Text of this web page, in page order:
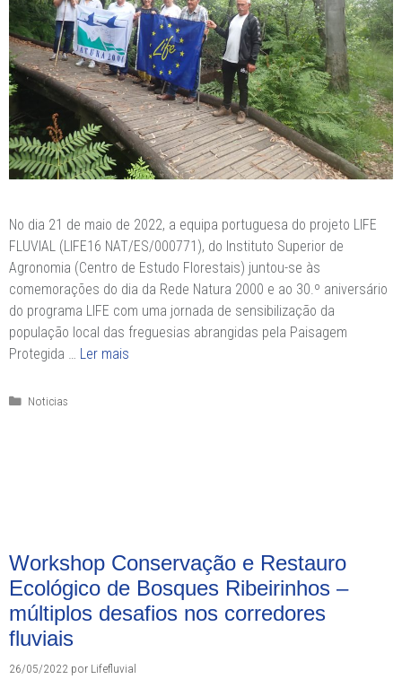
No dia 21 de maio de 2022, a equipa portuguesa do projeto LIFE
FLUVIAL (LIFE16 NAT/ES/000771), do Instituto Superior de
Agronomia (Centro de Estudo Florestais) juntou-se às
comemorações do dia da Rede Natura 2000 e ao 30.º aniversário
do programa LIFE com uma jornada de sensibilização da
população local das freguesias abrangidas pela Paisagem
Protegida … Ler mais
Categorias
Noticias
Workshop Conservação e Restauro
Ecológico de Bosques Ribeirinhos –
múltiplos desafios nos corredores
fluviais
26/05/2022 por Lifefluvial